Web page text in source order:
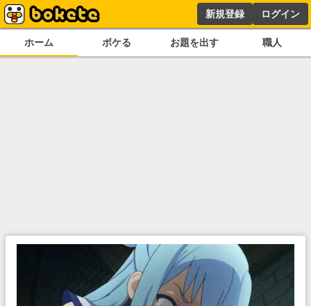
新規登録 ログイン
ホーム ボケる お題を出す 職人